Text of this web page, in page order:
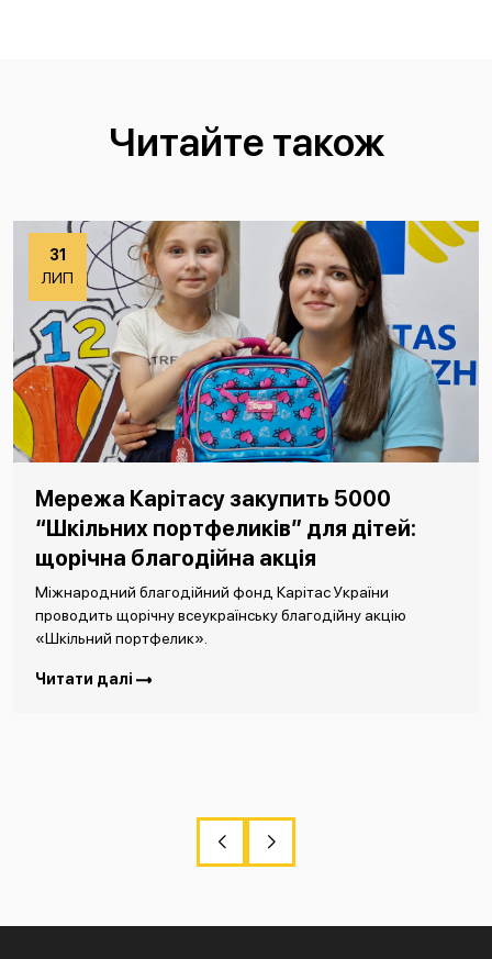
Читайте також
31
ЛИП
Мережа Карітасу закупить 5000
“Шкільних портфеликів” для дітей:
щорічна благодійна акція
Міжнародний благодійний фонд Карітас України
проводить щорічну всеукраїнську благодійну акцію
«Шкільний портфелик».
Читати далі